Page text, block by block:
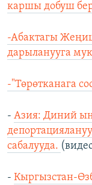
каршы добуш
-Абактагы
дарыланууга
-"Төрөтканага
- Азия: Диний
сабалууда.
- Кыргызстан-